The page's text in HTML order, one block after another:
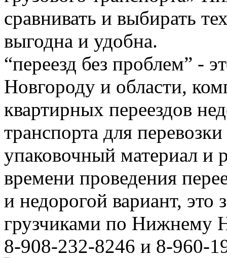
сравнивать и выбирать
выгодна и удобна.
“переезд без проблем” -
Новгороду и области,
квартирных переездов
транспорта для
упаковочный материал и
времени проведения
и недорогой вариант, это
грузчиками по Нижнему
8-908-232-8246 и 8-960-